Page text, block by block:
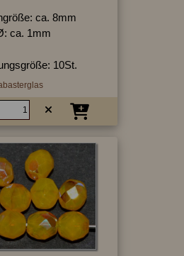
ca. 8mm
ca. 1mm
10St.